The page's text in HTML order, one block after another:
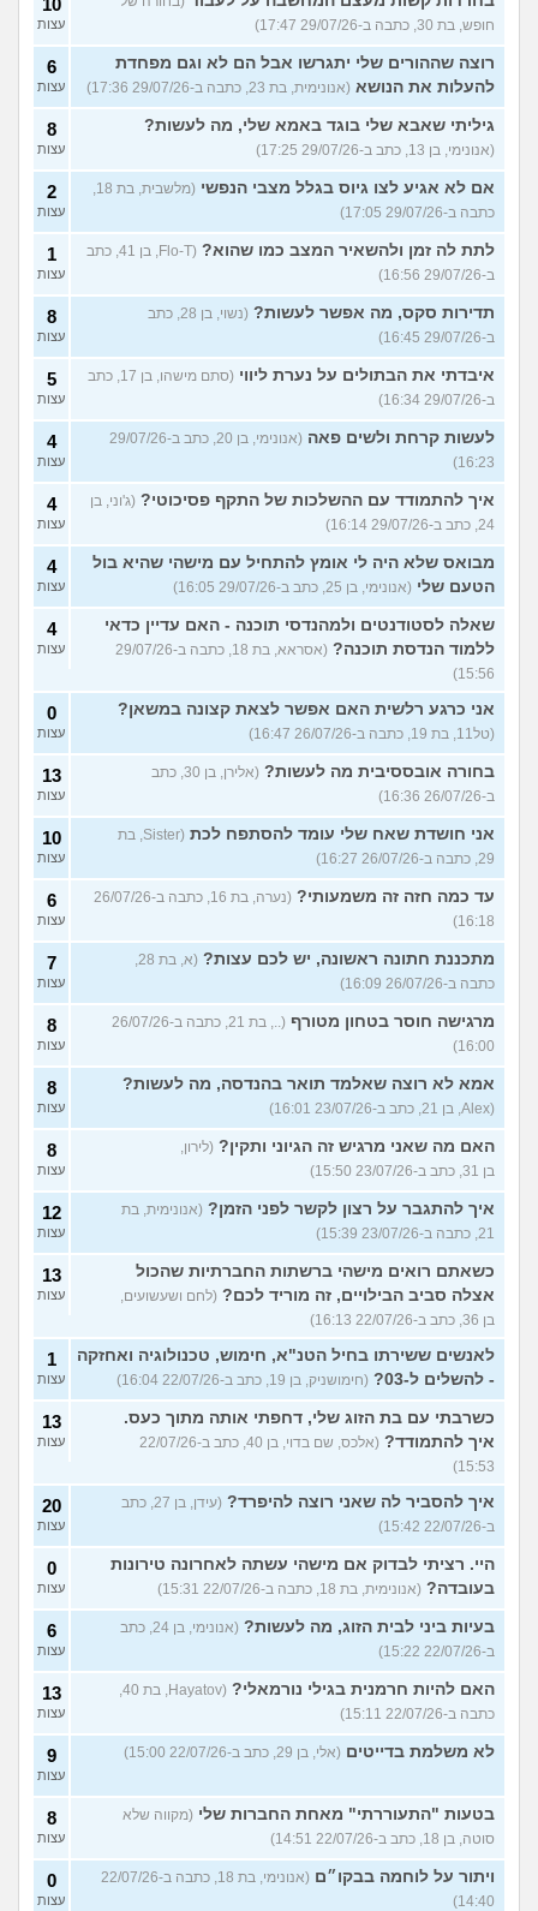
חופש, בת 30, כתבה ב-29/07/26 17:47)
עצות
רוצה שההורים שלי יתגרשו אבל הם לא וגם מפחדת
להעלות את הנושא (אנונימית, בת 23, כתבה ב-29/07/26 17:36)
6
עצות
גיליתי שאבא שלי בוגד באמא שלי, מה לעשות?
(אנונימי, בן 13, כתב ב-29/07/26 17:25)
8
עצות
אם לא אגיע לצו גיוס בגלל מצבי הנפשי
(מלשבית, בת 18,
כתבה ב-29/07/26 17:05)
2
עצות
לתת לה זמן ולהשאיר המצב כמו שהוא?
(Flo-T, בן 41, כתב
ב-29/07/26 16:56)
1
עצות
תדירות סקס, מה אפשר לעשות?
(נשוי, בן 28, כתב
ב-29/07/26 16:45)
8
עצות
איבדתי את הבתולים על נערת ליווי
(סתם מישהו, בן 17, כתב
ב-29/07/26 16:34)
5
עצות
לעשות קרחת ולשים פאה
(אנונימי, בן 20, כתב ב-29/07/26
16:23)
4
עצות
איך להתמודד עם ההשלכות של התקף פסיכוטי? (ג'וני, בן
24, כתב ב-29/07/26 16:14)
4
עצות
מבואס שלא היה לי אומץ להתחיל עם מישהי שהיא בול
הטעם שלי (אנונימי, בן 25, כתב ב-29/07/26 16:05)
4
עצות
שאלה לסטודנטים ולמהנדסי תוכנה - האם עדיין כדאי
ללמוד הנדסת תוכנה?
(אסראא, בת 18, כתבה ב-29/07/26
15:56)
4
עצות
אני כרגע רלשית האם אפשר לצאת קצונה במשאן?
(טל11, בת 19, כתבה ב-26/07/26 16:47)
0
עצות
בחורה אובססיבית מה לעשות?
(אלירן, בן 30, כתב
ב-26/07/26 16:36)
13
עצות
אני חושדת שאח שלי עומד להסתפח לכת
(Sister, בת
29, כתבה ב-26/07/26 16:27)
10
עצות
עד כמה חזה זה משמעותי?
(נערה, בת 16, כתבה ב-26/07/26
16:18)
6
עצות
מתכננת חתונה ראשונה, יש לכם עצות?
(א, בת 28,
כתבה ב-26/07/26 16:09)
7
עצות
מרגישה חוסר בטחון מטורף
(.., בת 21, כתבה ב-26/07/26
16:00)
8
עצות
אמא לא רוצה שאלמד תואר בהנדסה, מה לעשות?
(Alex, בן 21, כתב ב-23/07/26 16:01)
8
עצות
האם מה שאני מרגיש זה הגיוני ותקין? (לירון,
בן 31, כתב ב-23/07/26 15:50)
8
עצות
איך להתגבר על רצון לקשר לפני הזמן? (אנונימית, בת
21, כתבה ב-23/07/26 15:39)
12
עצות
כשאתם רואים מישהי ברשתות החברתיות שהכול
אצלה סביב הבילויים, זה מוריד לכם? (לחם ושעשועים,
בן 36, כתב ב-22/07/26 16:13)
13
עצות
לאנשים ששירתו בחיל הטנ"א, חימוש, טכנולוגיה ואחזקה
- להשלים ל-03?
(חימושניק, בן 19, כתב ב-22/07/26 16:04)
1
עצות
כשרבתי עם בת הזוג שלי, דחפתי אותה מתוך כעס.
איך להתמודד?
(אלכס, שם בדוי, בן 40, כתב ב-22/07/26
15:53)
13
עצות
איך להסביר לה שאני רוצה להיפרד?
(עידן, בן 27, כתב
ב-22/07/26 15:42)
20
עצות
היי. רציתי לבדוק אם מישהי עשתה לאחרונה טירונות
בעובדה? (אנונימית, בת 18, כתבה ב-22/07/26 15:31)
0
עצות
בעיות ביני לבית הזוג, מה לעשות?
(אנונימי, בן 24, כתב
ב-22/07/26 15:22)
6
עצות
האם להיות חרמנית בגילי נורמאלי?
(Hayatov, בת 40,
כתבה ב-22/07/26 15:11)
13
עצות
לא משלמת בדייטים (אלי, בן 29, כתב ב-22/07/26 15:00) 9
עצות
בטעות "התעוררתי" מאחת החברות שלי (מקווה שלא
סוטה, בן 18, כתב ב-22/07/26 14:51)
8
עצות
ויתור על לוחמה בבקו״ם
(אנונימי, בת 18, כתבה ב-22/07/26
14:40)
0
עצות